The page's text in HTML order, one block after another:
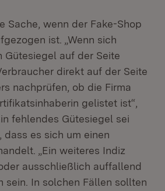
Sache, wenn der Fake-Shop
ist. „Wenn sich
Gütesiegel auf der Seite
direkt auf der Seite
nachprüfen, ob die Firma
gelistet ist“,
fehlendes Gütesiegel sei
dass es sich um einen
„Ein weiteres Indiz
ausschließlich auffallend
sein. In solchen Fällen sollten